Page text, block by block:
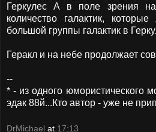
Геркулес А в поле зрения
количество галактик,
большой группы галактик в
Геракл и на небе продолжает
--
* - из одного юмористического
эдак 88й...Кто автор - уже не
DrMichael at 17:13